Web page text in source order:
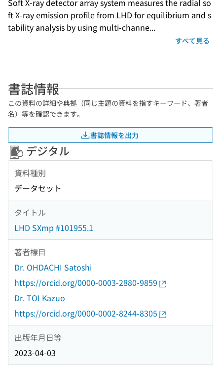
Soft X-ray detector array system measures the radial so
ft X-ray emission profile from LHD for equilibrium and s
tability analysis by using multi-channe...
すべて見る
書誌情報
この資料の詳細や典拠（同じ主題の資料を指すキーワード、著者
名）等を確認できます。
書誌情報を出力
デジタル
資料種別
データセット
タイトル
LHD SXmp #101955.1
著者標目
Dr. OHDACHI Satoshi
https://orcid.org/0000-0003-2880-9859
Dr. TOI Kazuo
https://orcid.org/0000-0002-8244-8305
出版年月日等
2023-04-03